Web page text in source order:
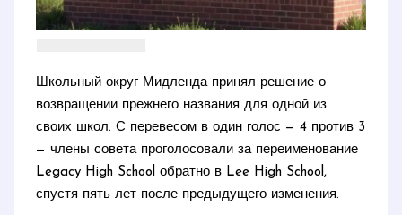
Школьный округ Мидленда принял решение о
возвращении прежнего названия для одной из
своих школ. С перевесом в один голос — 4 против 3
— члены совета проголосовали за переименование
Legacy High School обратно в Lee High School,
спустя пять лет после предыдущего изменения.